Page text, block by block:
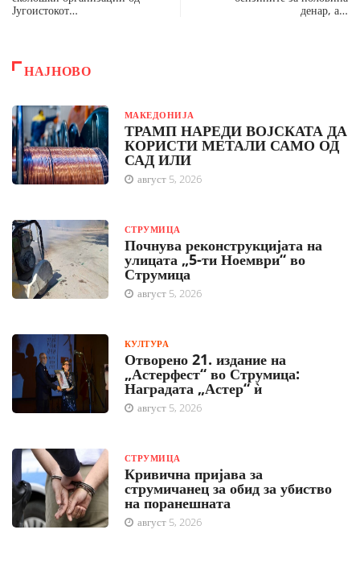
Југоистокот…
денар, а…
НАЈНОВО
МАКЕДОНИЈА
ТРАМП НАРЕДИ ВОЈСКАТА ДА
КОРИСТИ МЕТАЛИ САМО ОД
САД ИЛИ
август 5, 2026
СТРУМИЦА
Почнува реконструкцијата на
улицата „5-ти Ноември“ во
Струмица
август 5, 2026
КУЛТУРА
Отворено 21. издание на
„Астерфест“ во Струмица:
Наградата „Астер“ ѝ
август 5, 2026
СТРУМИЦА
Кривична пријава за
струмичанец за обид за убиство
на поранешната
август 5, 2026